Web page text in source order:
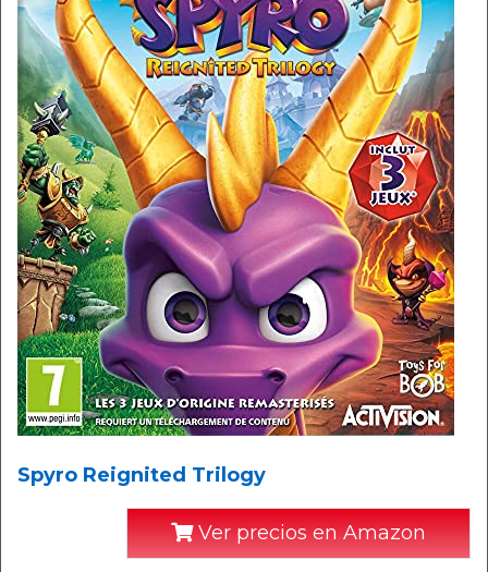
Spyro Reignited Trilogy
Ver precios en Amazon